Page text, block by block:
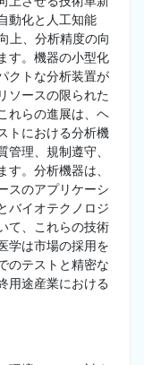
動化と人工知能
上、分析精度の向
す。機器の小型化
クトな分析装置が
ソースの限られた
れらの進展は、ヘ
トにおける分析機
理、規制遵守、
。分析機器は、
スのアプリケーシ
バイオテクノロジ
て、これらの技術
学は市場の採用を
のテストと精密な
用途産業における